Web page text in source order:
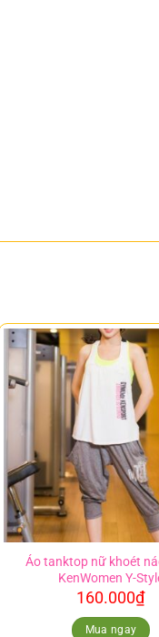
Áo tanktop nữ khoét
KenWomen Y-
160.000₫
Mua ngay